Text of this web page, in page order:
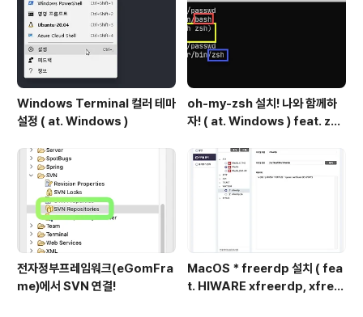
Windows Terminal 컬러 테마
설정 ( at. Windows )
oh-my-zsh 설치! 나와 함께하
자! ( at. Windows ) feat. zsh
전자정부프레임워크(eGomFra
me)에서 SVN 연결!
MacOS * freerdp 설치 ( fea
t. HIWARE xfreerdp, xfree